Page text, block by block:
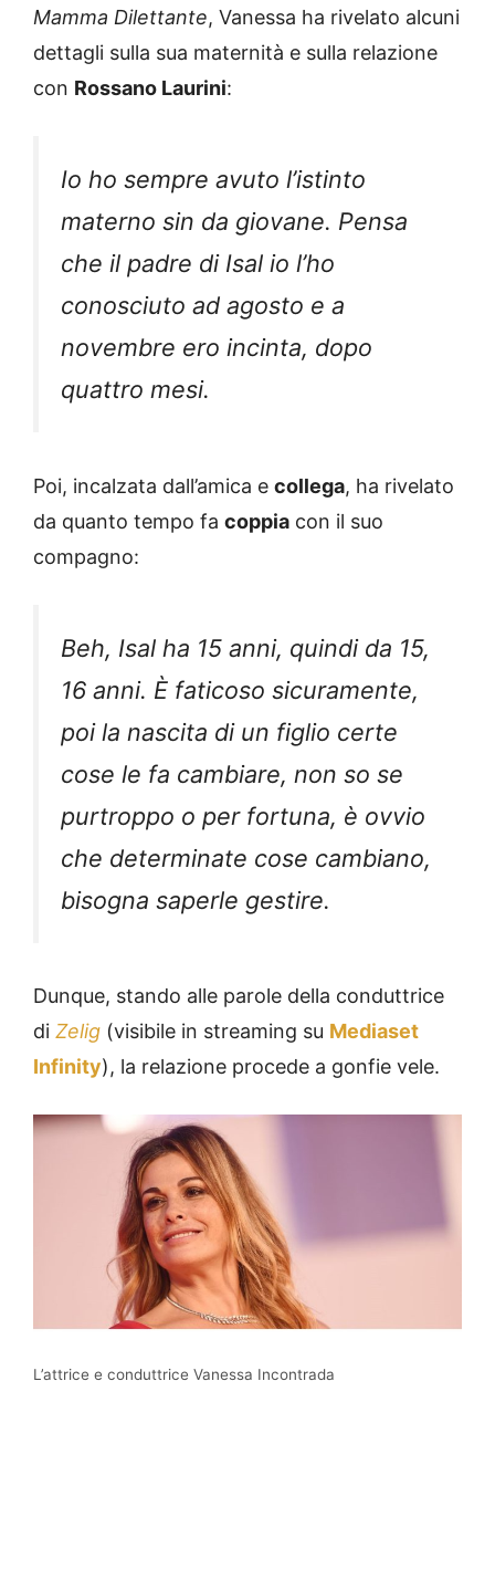
Mamma Dilettante, Vanessa ha rivelato alcuni
dettagli sulla sua maternità e sulla relazione
con Rossano Laurini:
Io ho sempre avuto l’istinto
materno sin da giovane. Pensa
che il padre di Isal io l’ho
conosciuto ad agosto e a
novembre ero incinta, dopo
quattro mesi.
Poi, incalzata dall’amica e collega, ha rivelato
da quanto tempo fa coppia con il suo
compagno:
Beh, Isal ha 15 anni, quindi da 15,
16 anni. È faticoso sicuramente,
poi la nascita di un figlio certe
cose le fa cambiare, non so se
purtroppo o per fortuna, è ovvio
che determinate cose cambiano,
bisogna saperle gestire.
Dunque, stando alle parole della conduttrice
di Zelig (visibile in streaming su Mediaset
Infinity), la relazione procede a gonfie vele.
L’attrice e conduttrice Vanessa Incontrada